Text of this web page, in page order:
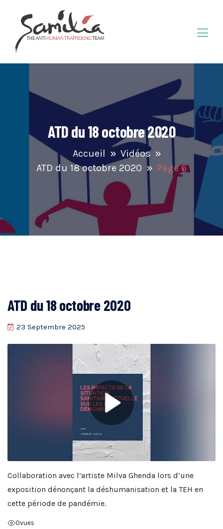
ATD du 18 octobre 2020
Accueil
Vidéos
ATD du 18 octobre 2020
Page 6
ATD du 18 octobre 2020
23 Septembre 2025
Collaboration avec l’artiste Milva Ghenda lors d’une
exposition dénonçant la déshumanisation et la TEH en
cette période de pandémie.
0vues